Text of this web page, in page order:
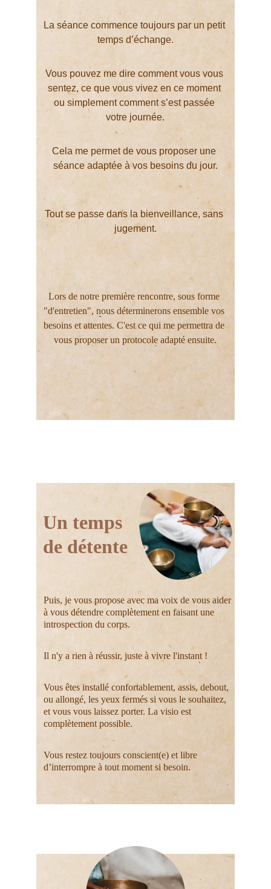
La séance commence toujours par un petit
temps d’échange.
Vous pouvez me dire comment vous vous
sentez, ce que vous vivez en ce moment
ou simplement comment s’est passée
votre journée.
Cela me permet de vous proposer une
séance adaptée à vos besoins du jour.
Tout se passe dans la bienveillance, sans
jugement.
Lors de notre première rencontre, sous forme
"d'entretien", nous déterminerons ensemble vos
besoins et attentes. C'est ce qui me permettra de
vous proposer un protocole adapté ensuite.
Un temps
de détente
Puis, je vous propose avec ma voix de vous aider
à vous détendre complètement en faisant une
introspection du corps.
Il n'y a rien à réussir, juste à vivre l'instant !
Vous êtes installé confortablement, assis, debout,
ou allongé, les yeux fermés si vous le souhaitez,
et vous vous laissez porter. La visio est
complètement possible.
Vous restez toujours conscient(e) et libre
d’interrompre à tout moment si besoin.